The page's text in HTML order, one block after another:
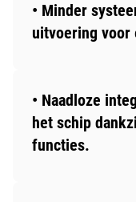
• Minder
uitvoering voor
• Naadloze
het schip
functies.